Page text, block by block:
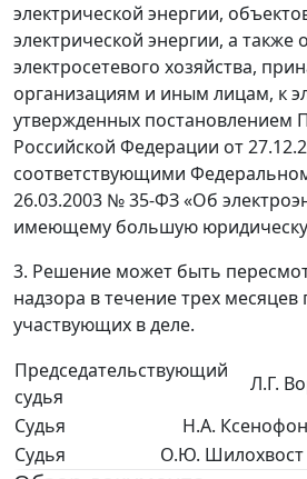
электрической энергии,
электрической энергии, а также
электросетевого хозяйства,
организациям и иным лицам, к
утвержденных постановлением
Российской Федерации от
соответствующими
26.03.2003 № 35-ФЗ «Об
имеющему большую
3. Решение может быть
надзора в течение трех
участвующих в деле.
Председательствующий
судья
Л.Г.
Судья
Н.А.
Судья
О.Ю. Шилохвост